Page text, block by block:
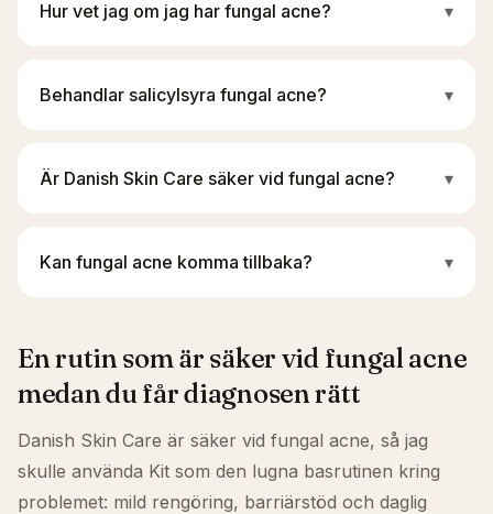
Hur vet jag om jag har fungal acne? ▾
Behandlar salicylsyra fungal acne? ▾
Är Danish Skin Care säker vid fungal acne? ▾
Kan fungal acne komma tillbaka? ▾
En rutin som är säker vid fungal acne
medan du får diagnosen rätt
Danish Skin Care är säker vid fungal acne, så jag
skulle använda Kit som den lugna basrutinen kring
problemet: mild rengöring, barriärstöd och daglig